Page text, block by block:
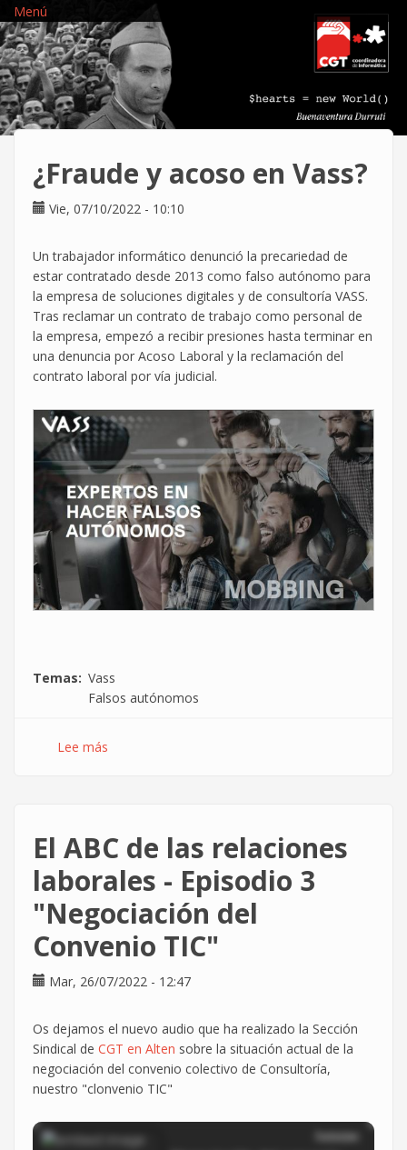
Pasar
al
contenido
principal
Menú
¿Fraude y acoso en Vass?
Vie, 07/10/2022 - 10:10
Un trabajador informático denunció la precariedad de
estar contratado desde 2013 como falso autónomo para
la empresa de soluciones digitales y de consultoría VASS.
Tras reclamar un contrato de trabajo como personal de
la empresa, empezó a recibir presiones hasta terminar en
una denuncia por Acoso Laboral y la reclamación del
contrato laboral por vía judicial.
Temas
Vass
Falsos autónomos
Lee más
Vass?
El ABC de las relaciones
laborales - Episodio 3
"Negociación del
Convenio TIC"
Mar, 26/07/2022 - 12:47
Os dejamos el nuevo audio que ha realizado la Sección
Sindical de CGT en Alten sobre la situación actual de la
negociación del convenio colectivo de Consultoría,
nuestro "clonvenio TIC"